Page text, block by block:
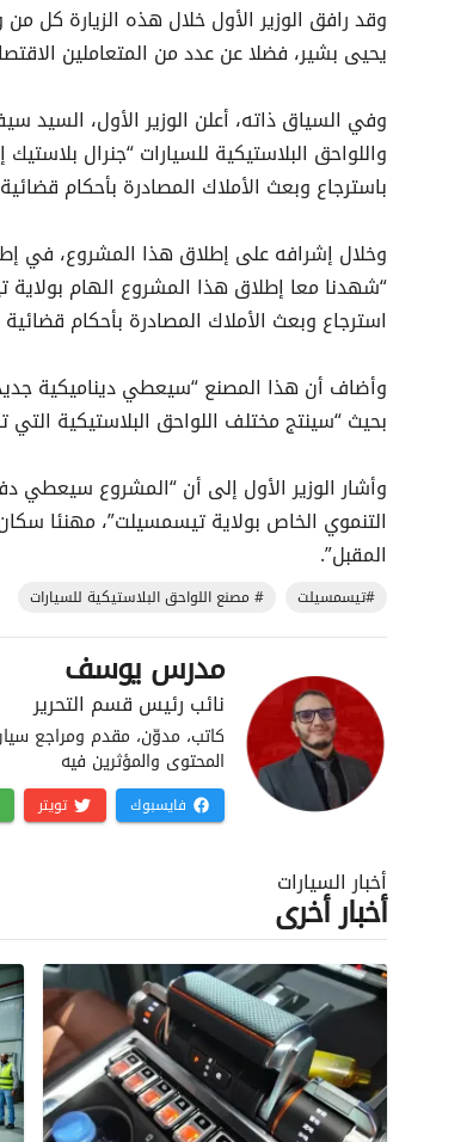
وقد رافق الوزير الأول خلال هذه الزيارة كل
يحيى بشير، فضلا عن عدد من المتعاملين
وفي السياق ذاته، أعلن الوزير الأول، السيد
واللواحق البلاستيكية للسيارات “جنرال
باسترجاع وبعث الأملاك المصادرة بأحكام
وخلال إشرافه على إطلاق هذا المشروع، في
“شهدنا معا إطلاق هذا المشروع الهام
استرجاع وبعث الأملاك المصادرة بأحكام قضائية
وأضاف أن هذا المصنع “سيعطي ديناميكية
بحيث “سينتج مختلف اللواحق البلاستيكية
وأشار الوزير الأول إلى أن “المشروع سيعطي
التنموي الخاص بولاية تيسمسيلت”، مهنئا
المقبل”.
#تيسمسيلت # مصنع اللواحق البلاستيكية للسيارات
مدرس يوسف
نائب رئيس قسم التحرير
كاتب، مدوّن، مقدم ومراجع
المحتوى والمؤثرين فيه
فايسبوك تويتر
أخبار السيارات
أخبار أخرى